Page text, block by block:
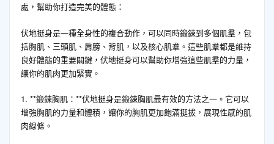
處，幫助你打造完美的體態：
伏地挺身是一種全身性的複合動作，可以同時鍛鍊到多個肌羣，包
括胸肌、三頭肌、肩膀、背肌，以及核心肌羣。這些肌羣都是維持
良好體態的重要關鍵，伏地挺身可以幫助你增強這些肌羣的力量，
讓你的肌肉更加緊實。
1. **鍛鍊胸肌：**伏地挺身是鍛鍊胸肌最有效的方法之一。它可以
增強胸肌的力量和體積，讓你的胸肌更加飽滿挺拔，展現性感的肌
肉線條。